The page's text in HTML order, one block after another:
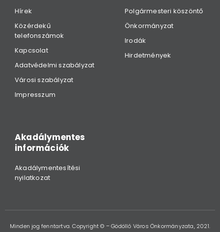
Hírek
Közérdekű
telefonszámok
Kapcsolat
Adatvédelmi szabályzat
Városi szabályzat
Impresszum
Polgármesteri köszöntő
Önkormányzat
Irodák
Hirdetmények
Akadálymentes
információk
Akadálymentesítési
nyilatkozat
Minden jog fenntartva. Copyright © – Gödöllő Város Önkormányzata, 2021.